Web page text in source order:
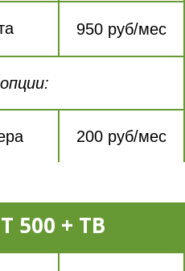
950 руб/мес
200 руб/мес
500 + ТВ